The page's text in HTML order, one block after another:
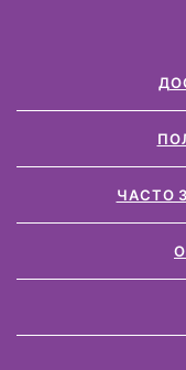
ЧАСТО